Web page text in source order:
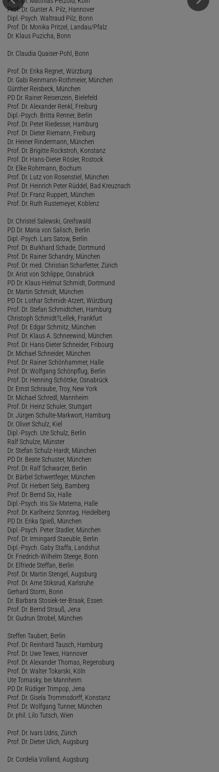
Prof. Dr. Gunter A. Pilz, Hannover
Dipl.-Psych. Waltraud Pilz, Bonn
Prof. Dr. Monika Pritzel, Landau/Pfalz
Dr. Klaus Puzicha, Bonn
Dr. Claudia Quaiser-Pohl, Bonn
Prof. Dr. Erika Regnet, Würzburg
Dr. Gabi Reinmann-Rothmeier, München
Günther Reisbeck, München
PD Dr. Rainer Reisenzein, Bielefeld
Prof. Dr. Alexander Renkl, Freiburg
Dipl.-Psych. Britta Renner, Berlin
Prof. Dr. Peter Riedesser, Hamburg
Prof. Dr. Dieter Riemann, Freiburg
Dr. Heiner Rindermann, München
Prof. Dr. Brigitte Rockstroh, Konstanz
Prof. Dr. Hans-Dieter Rösler, Rostock
Dr. Elke Rohrmann, Bochum
Prof. Dr. Lutz von Rosenstiel, München
Prof. Dr. Heinrich Peter Rüddel, Bad Kreuznach
Prof. Dr. Franz Ruppert, München
Prof. Dr. Ruth Rustemeyer, Koblenz
Dr. Christel Salewski, Greifswald
PD Dr. Maria von Salisch, Berlin
Dipl.-Psych. Lars Satow, Berlin
Prof. Dr. Burkhard Schade, Dortmund
Prof. Dr. Rainer Schandry, München
Prof. Dr. med. Christian Scharfetter, Zürich
Dr. Arist von Schlippe, Osnabrück
PD Dr. Klaus-Helmut Schmidt, Dortmund
Dr. Martin Schmidt, München
PD Dr. Lothar Schmidt-Atzert, Würzburg
Prof. Dr. Stefan Schmidtchen, Hamburg
Christoph Schmidt?Lellek, Frankfurt
Prof. Dr. Edgar Schmitz, München
Prof. Dr. Klaus A. Schneewind, München
Prof. Dr. Hans-Dieter Schneider, Fribourg
Dr. Michael Schneider, München
Prof. Dr. Rainer Schönhammer, Halle
Prof. Dr. Wolfgang Schönpflug, Berlin
Prof. Dr. Henning Schöttke, Osnabrück
Dr. Ernst Schraube, Troy, New York
Dr. Michael Schredl, Mannheim
Prof. Dr. Heinz Schuler, Stuttgart
Dr. Jürgen Schulte-Markwort, Hamburg
Dr. Oliver Schulz, Kiel
Dipl.-Psych. Ute Schulz, Berlin
Ralf Schulze, Münster
Dr. Stefan Schulz-Hardt, München
PD Dr. Beate Schuster, München
Prof. Dr. Ralf Schwarzer, Berlin
Dr. Bärbel Schwertfeger, München
Prof. Dr. Herbert Selg, Bamberg
Prof. Dr. Bernd Six, Halle
Dipl.-Psych. Iris Six-Materna, Halle
Prof. Dr. Karlheinz Sonntag, Heidelberg
PD Dr. Erika Spieß, München
Dipl.-Psych. Peter Stadler, München
Prof. Dr. Irmingard Staeuble, Berlin
Dipl.-Psych. Gaby Staffa, Landshut
Dr. Friedrich-Wilhelm Steege, Bonn
Dr. Elfriede Steffan, Berlin
Prof. Dr. Martin Stengel, Augsburg
Prof. Dr. Arne Stiksrud, Karlsruhe
Gerhard Storm, Bonn
Dr. Barbara Stosiek-ter-Braak, Essen
Prof. Dr. Bernd Strauß, Jena
Dr. Gudrun Strobel, München
Steffen Taubert, Berlin
Prof. Dr. Reinhard Tausch, Hamburg
Prof. Dr. Uwe Tewes, Hannover
Prof. Dr. Alexander Thomas, Regensburg
Prof. Dr. Walter Tokarski, Köln
Ute Tomasky, bei Mannheim
PD Dr. Rüdiger Trimpop, Jena
Prof. Dr. Gisela Trommsdorff, Konstanz
Prof. Dr. Wolfgang Tunner, München
Dr. phil. Lilo Tutsch, Wien
Prof. Dr. Ivars Udris, Zürich
Prof. Dr. Dieter Ulich, Augsburg
Dr. Cordelia Volland, Augsburg